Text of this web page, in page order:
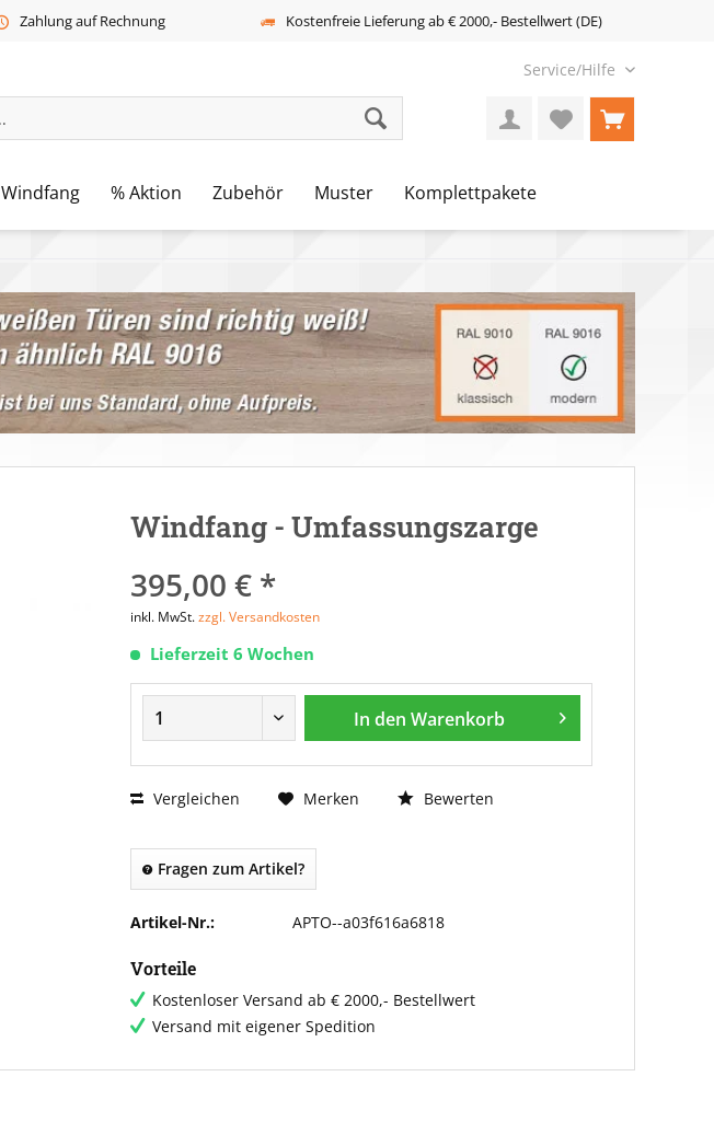
Zahlung auf Rechnung Kostenfreie Lieferung ab € 2000,- Bestellwert (DE)
Service/Hilfe
Windfang % Aktion Zubehör Muster Komplettpakete
Windfang - Umfassungszarge
395,00 € *
inkl. MwSt.zzgl. Versandkosten
Lieferzeit 6 Wochen
In den Warenkorb
Vergleichen Merken Bewerten
Fragen zum Artikel?
Artikel-Nr.: APTO--a03f616a6818
Vorteile
Kostenloser Versand ab € 2000,- Bestellwert
Versand mit eigener Spedition